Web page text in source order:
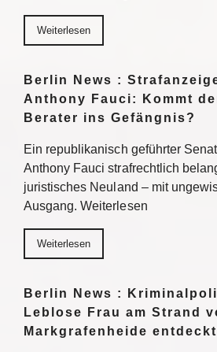
Weiterlesen
Berlin News :
Anthony Fauci: Kommt
Berater ins Gefängnis?
Ein republikanisch geführter
Anthony Fauci strafrechtlich
juristisches Neuland – mit
Ausgang. Weiterlesen
Weiterlesen
Berlin News :
Leblose Frau am Strand
Markgrafenheide entdeckt